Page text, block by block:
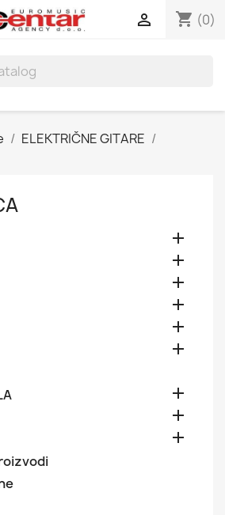
shopping_cart (0)

ELEKTRIČNE GITARE








